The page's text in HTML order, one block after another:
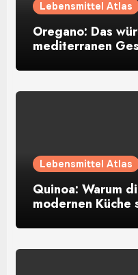
Lebensmittel Atlas
Oregano: Das
mediterranen
Lebensmittel Atlas
Quinoa: Warum
modernen